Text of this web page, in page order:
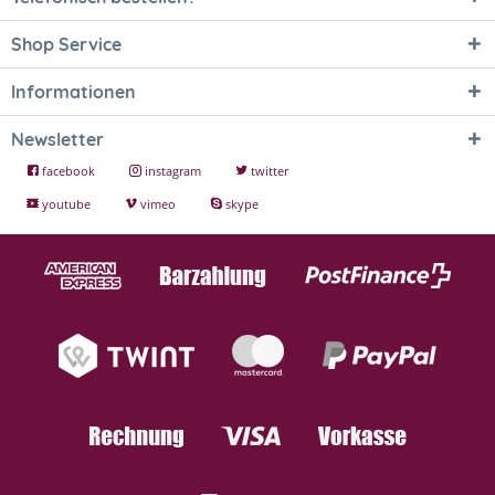
Shop Service
Informationen
Newsletter
facebook instagram
twitter
youtube
vimeo skype